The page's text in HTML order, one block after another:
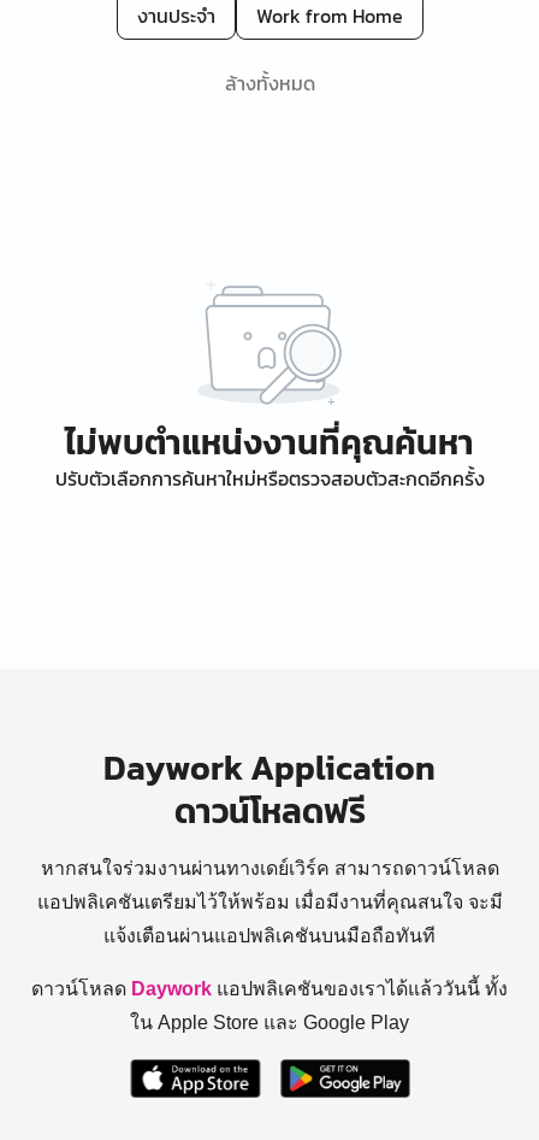
งานประจำ
Work from Home
ล้างทั้งหมด
ไม่พบตำแหน่งงานที่คุณค้นหา
ปรับตัวเลือกการค้นหาใหม่หรือตรวจสอบตัวสะกดอีกครั้ง
Daywork Application
ดาวน์โหลดฟรี
หากสนใจร่วมงานผ่านทางเดย์เวิร์ค สามารถดาวน์โหลด
แอปพลิเคชันเตรียมไว้ให้พร้อม เมื่อมีงานที่คุณสนใจ จะมี
แจ้งเตือนผ่านแอปพลิเคชันบนมือถือทันที
ดาวน์โหลด Daywork แอปพลิเคชันของเราได้แล้ววันนี้ ทั้ง
ใน Apple Store และ Google Play